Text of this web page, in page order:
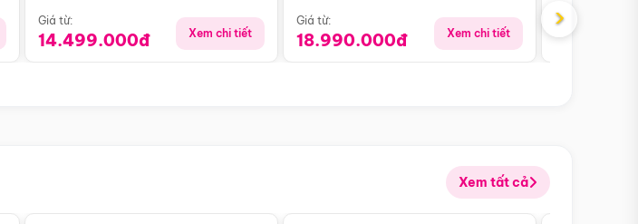
Giá từ:
14.499.000đ Xem chi tiết
Giá từ:
18.990.000đ Xem chi tiết
Giá từ:
›
Xem tất cả
Điểm nổi bật